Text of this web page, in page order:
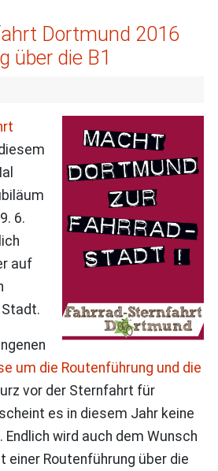
Dortmund 2016
über die B1
6.
auf
Stadt.
um die Routenführung und die
vor der Sternfahrt für
es in diesem Jahr keine
Endlich wird auch dem Wunsch
einer Routenführung über die